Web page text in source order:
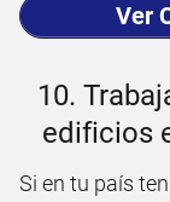
Ver
10.
edificios
Si en tu país